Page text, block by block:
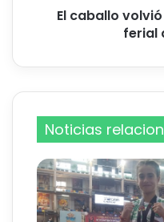
e
l
a
t
r
a
El caballo
ferial
Noticias